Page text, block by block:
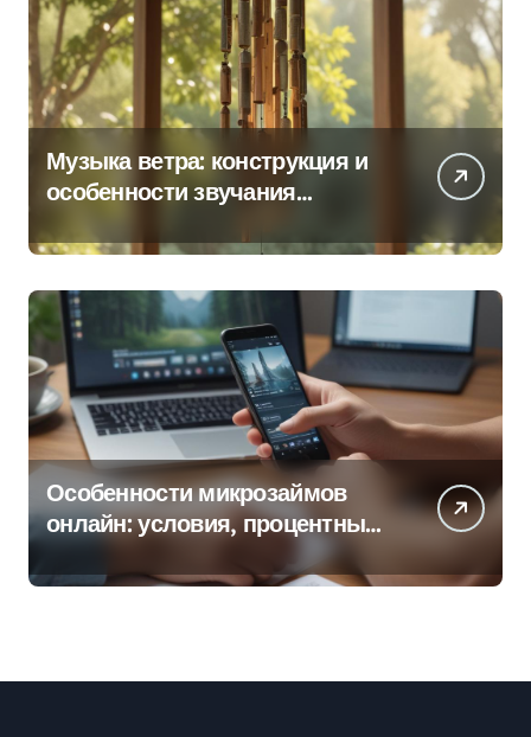
Музыка ветра: конструкция и
особенности звучания
Особенности микрозаймов
онлайн: условия, процентные
ставки и порядок оформления